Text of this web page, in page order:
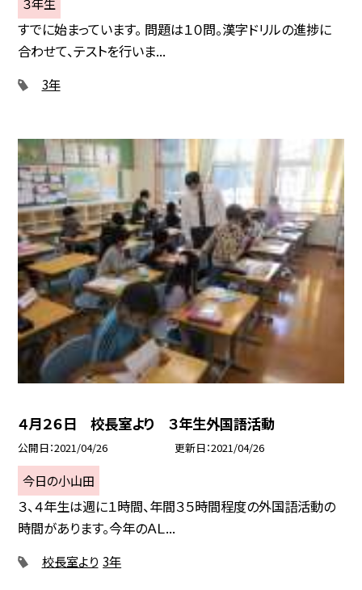
すでに始まっています。 問題は１０問。漢字ドリルの進捗に
合わせて、テストを行いま...
3年
４月２６日 校長室より ３年生外国語活動
公開日 2021/04/26 更新日 2021/04/26
今日の小山田
３、４年生は週に１時間、年間３５時間程度の外国語活動の
時間があります。今年のＡＬ...
校長室より 3年